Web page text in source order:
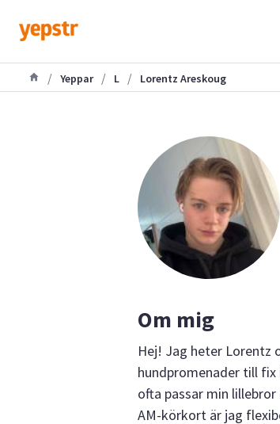
/ Yeppar / L / Lorentz Areskoug
Om mig
Hej! Jag heter Lorentz
hundpromenader till fix
ofta passar min
AM-körkort är jag